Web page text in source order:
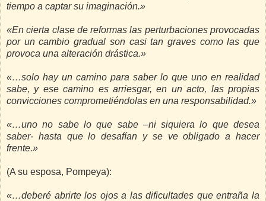
tiempo a captar su imaginación.»
«En cierta clase de reformas las perturbaciones provocadas
por un cambio gradual son casi tan graves como las que
provoca una alteración drástica.»
«…solo hay un camino para saber lo que uno en realidad
sabe, y ese camino es arriesgar, en un acto, las propias
convicciones comprometiéndolas en una responsabilidad.»
«…uno no sabe lo que sabe –ni siquiera lo que desea
saber- hasta que lo desafían y se ve obligado a hacer
frente.»
(A su esposa, Pompeya):
«…deberé abrirte los ojos a las dificultades que entraña la